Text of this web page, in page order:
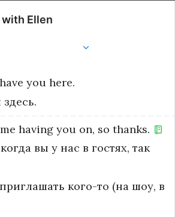
Ellen
Добавить в библиотеку
have you here.
having you on, so thanks.
вы у нас в гостях, так
кого-то (на шоу, в